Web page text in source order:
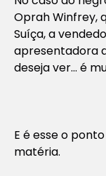
Oprah Winfrey,
Suíça, a
apresentadora
deseja ver… é
E é esse o
matéria.